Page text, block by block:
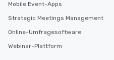
Mobile Event-Apps
Strategic Meetings Management
Online-Umfragesoftware
Webinar-Plattform